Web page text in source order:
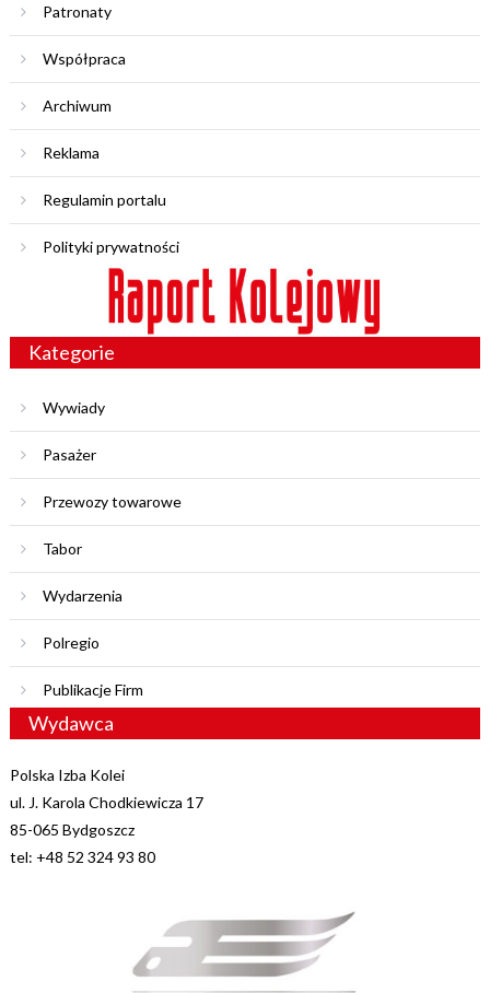
Patronaty
Współpraca
Archiwum
Reklama
Regulamin portalu
Polityki prywatności
Kategorie
Wywiady
Pasażer
Przewozy towarowe
Tabor
Wydarzenia
Polregio
Publikacje Firm
Wydawca
Polska Izba Kolei
ul. J. Karola Chodkiewicza 17
85-065 Bydgoszcz
tel: +48 52 324 93 80